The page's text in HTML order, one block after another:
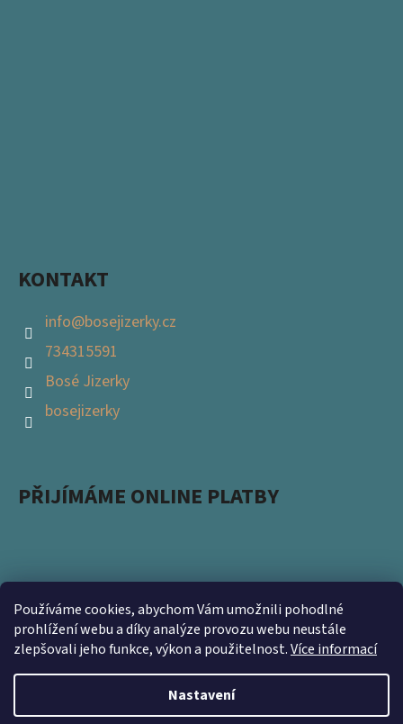
Používáme cookies, abychom Vám umožnili pohodlné
prohlížení webu a díky analýze provozu webu neustále
zlepšovali jeho funkce, výkon a použitelnost.Více informací
Nastavení
KONTAKT
info@bosejizerky.cz
734315591
Bosé Jizerky
bosejizerky
PŘIJÍMÁME ONLINE PLATBY
Podpořte s námi přírodu a zapojte se do projektu
Ukliďme Česko. Nevyhazujte použité obaly a přineste
nám je na prodejnu https://www.kamsnim.cz/